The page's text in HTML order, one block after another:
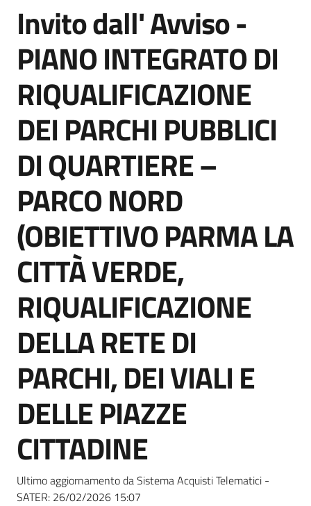
di
acquisto
Supporto
Piattaforme
telematiche
English
site
Seguici
su
Salta al contenuto
Invito dall' Avviso -
PIANO INTEGRATO DI
RIQUALIFICAZIONE
DEI PARCHI PUBBLICI
DI QUARTIERE –
PARCO NORD
(OBIETTIVO PARMA LA
CITTÀ VERDE,
RIQUALIFICAZIONE
DELLA RETE DI
PARCHI, DEI VIALI E
DELLE PIAZZE
CITTADINE
Ultimo aggiornamento da Sistema Acquisti Telematici -
SATER: 26/02/2026 15:07